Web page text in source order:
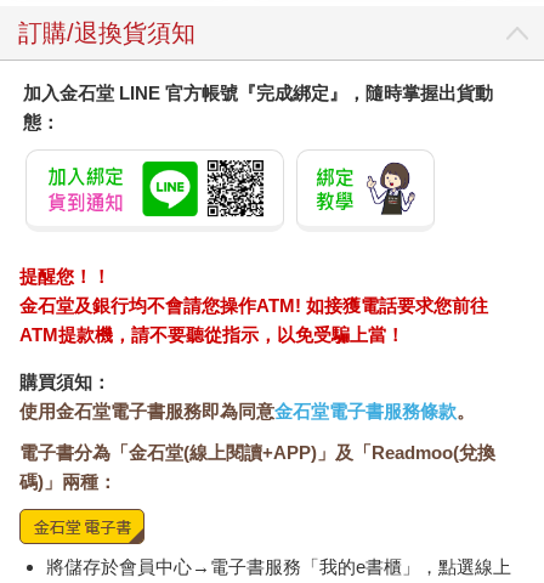
訂購/退換貨須知
加入金石堂 LINE 官方帳號『完成綁定』，隨時掌握出貨動
態：
提醒您！！
金石堂及銀行均不會請您操作ATM! 如接獲電話要求您前往
ATM提款機，請不要聽從指示，以免受騙上當！
購買須知：
使用金石堂電子書服務即為同意金石堂電子書服務條款。
電子書分為「金石堂(線上閱讀+APP)」及「Readmoo(兌換
碼)」兩種：
將儲存於會員中心→電子書服務「我的e書櫃」，點選線上